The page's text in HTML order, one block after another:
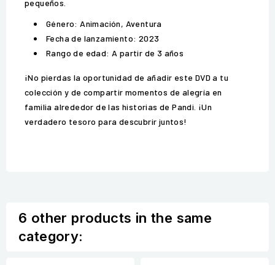
pequeños.
Género: Animación, Aventura
Fecha de lanzamiento: 2023
Rango de edad: A partir de 3 años
¡No pierdas la oportunidad de añadir este DVD a tu
colección y de compartir momentos de alegría en
familia alrededor de las historias de Pandi. ¡Un
verdadero tesoro para descubrir juntos!
6 other products in the same
category: